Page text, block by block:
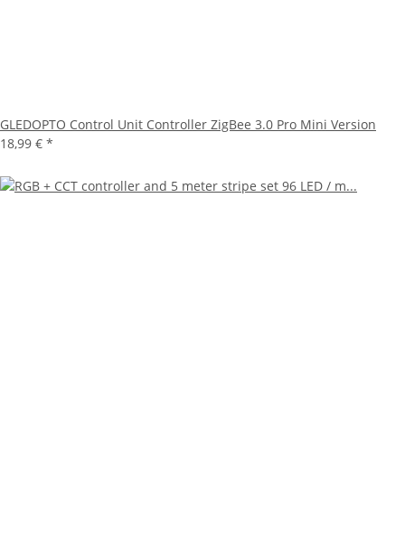
GLEDOPTO Control Unit Controller ZigBee 3.0 Pro Mini Version
18,99 € *